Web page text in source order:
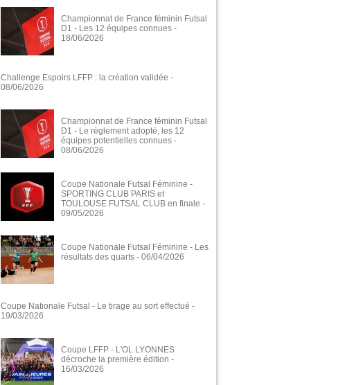
Championnat de France féminin Futsal
D1 - Les 12 équipes connues -
18/06/2026
Challenge Espoirs LFFP : la création validée -
08/06/2026
Championnat de France féminin Futsal
D1 - Le règlement adopté, les 12
équipes potentielles connues -
08/06/2026
Coupe Nationale Futsal Féminine -
SPORTING CLUB PARIS et
TOULOUSE FUTSAL CLUB en finale -
09/05/2026
Coupe Nationale Futsal Féminine - Les
résultats des quarts - 06/04/2026
Coupe Nationale Futsal - Le tirage au sort effectué -
19/03/2026
Coupe LFFP - L'OL LYONNES
décroche la première édition -
16/03/2026